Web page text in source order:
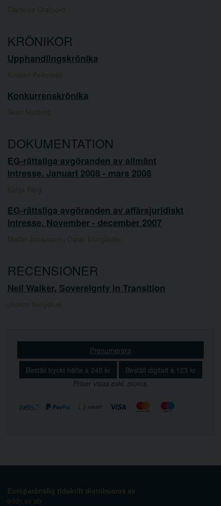
KRÖNIKOR
Upphandlingskrönika
Konkurrenskrönika
DOKUMENTATION
EG-rättsliga avgöranden av allmänt
intresse. Januari 2008 - mars 2008
EG-rättsliga avgöranden av affärsjuridiskt
intresse. November - december 2007
RECENSIONER
Neil Walker, Sovereignty in Transition
Prenumerera
Beställ tryckt häfte à 245 kr
Beställ digitalt à 123 kr
Priser visas exkl. moms.
Europarättslig tidskrift distribueras av
eddy.se ab